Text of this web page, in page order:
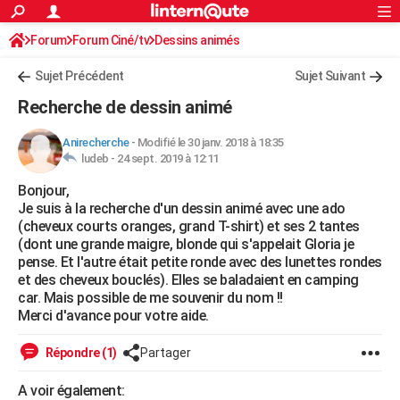
ACTUALITÉS
Politique
Société
Faits Divers
Education
Monde
Villes
+
FINANCE
Retraite
Impôts
Epargne
Immobilier
Risques naturels par ville
Banque
Assurance
Crédit
AUTO
Essais
Réserver un essai
Citadines
Berlines
SUV
Forum auto
+HIGH-TECH
Mobiles
Meilleur smartphone
Internet
Ordinateurs
Jeux vidéo
Guide high-tech
+BRICOLAGE
Forum
Aménagement intérieur
Extérieur
Cuisine
Salle de bains
Jardinage
Rangement
WEEK-END
Guides de France
Escapades
Patrimoine
Expositions
Musées
Week-end nature
+LIFESTYLE
Art de vivre
Bien-être
Loisirs
Mode
Modes de vie
SANTE
VOYAGE
S'inscrire
Connexion
Forum Forum Ciné/tv Dessins animés
Sujet Précédent Sujet Suivant
Recherche de dessin animé
Anirecherche- Modifié le 30 janv. 2018 à 18:35
ludeb - 24 sept. 2019 à 12:11
Bonjour,
Je suis à la recherche d'un dessin animé avec une ado
(cheveux courts oranges, grand T-shirt) et ses 2 tantes
(dont une grande maigre, blonde qui s'appelait Gloria je
pense. Et l'autre était petite ronde avec des lunettes rondes
et des cheveux bouclés). Elles se baladaient en camping
car. Mais possible de me souvenir du nom !!
Merci d'avance pour votre aide.
Répondre (1) Partager
A voir également: